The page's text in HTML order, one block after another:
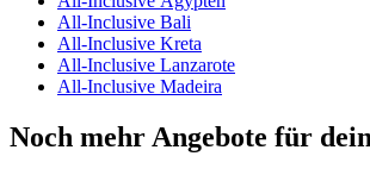
All-Inclusive Bali
All-Inclusive Kreta
All-Inclusive Lanzarote
All-Inclusive Madeira
Noch mehr Angebote für